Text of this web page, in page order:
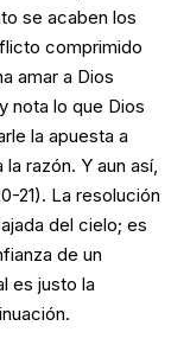
se acaben los
comprimido
amar a Dios
nota lo que Dios
la apuesta a
razón. Y aun así,
21). La resolución
del cielo; es
de un
es justo la